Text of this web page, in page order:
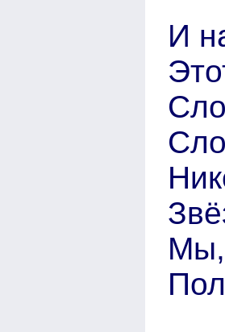
И
Мы,